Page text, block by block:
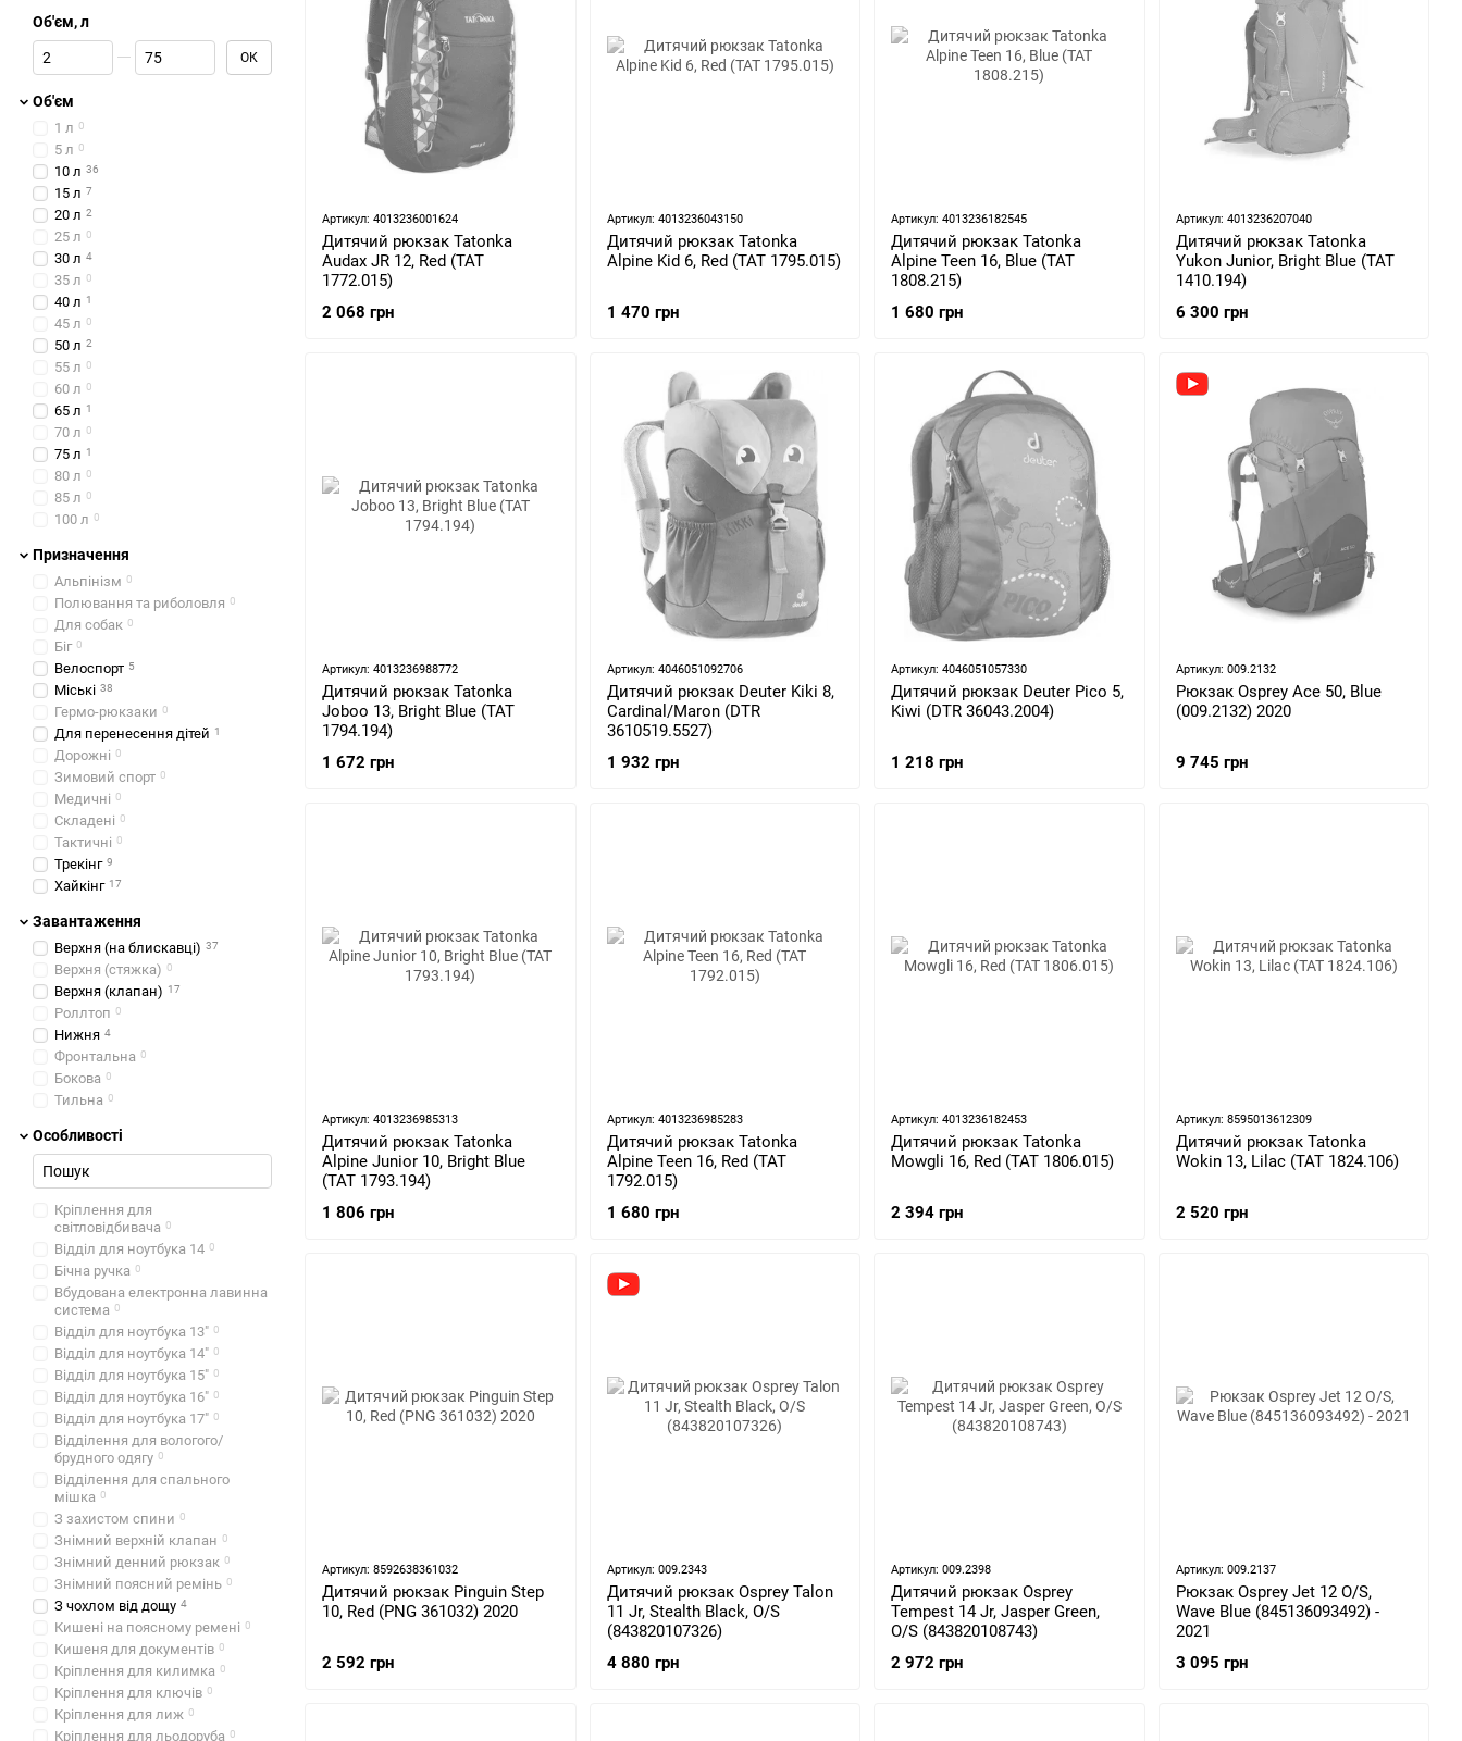
Артикул: 4013236001624
Дитячий рюкзак Tatonka
Audax JR 12, Red (TAT
1772.015)
2 068 грн
Артикул: 4013236043150
Дитячий рюкзак Tatonka
Alpine Kid 6, Red (TAT 1795.015)
1 470 грн
Артикул: 4013236182545
Дитячий рюкзак Tatonka
Alpine Teen 16, Blue (TAT
1808.215)
1 680 грн
Артикул: 4013236207040
Дитячий рюкзак Tatonka
Yukon Junior, Bright Blue (TAT
1410.194)
6 300 грн
Артикул: 4013236988772
Дитячий рюкзак Tatonka
Joboo 13, Bright Blue (TAT
1794.194)
1 672 грн
Артикул: 4046051092706
Дитячий рюкзак Deuter Kiki 8,
Cardinal/Maron (DTR
3610519.5527)
1 932 грн
Артикул: 4046051057330
Дитячий рюкзак Deuter Pico 5,
Kiwi (DTR 36043.2004)
1 218 грн
Артикул: 009.2132
Рюкзак Osprey Ace 50, Blue
(009.2132) 2020
9 745 грн
Артикул: 4013236985313
Дитячий рюкзак Tatonka
Alpine Junior 10, Bright Blue
(TAT 1793.194)
1 806 грн
Артикул: 4013236985283
Дитячий рюкзак Tatonka
Alpine Teen 16, Red (TAT
1792.015)
1 680 грн
Артикул: 4013236182453
Дитячий рюкзак Tatonka
Mowgli 16, Red (TAT 1806.015)
2 394 грн
Артикул: 8595013612309
Дитячий рюкзак Tatonka
Wokin 13, Lilac (TAT 1824.106)
2 520 грн
Артикул: 8592638361032
Дитячий рюкзак Pinguin Step
10, Red (PNG 361032) 2020
2 592 грн
Артикул: 009.2343
Дитячий рюкзак Osprey Talon
11 Jr, Stealth Black, O/S
(843820107326)
4 880 грн
Артикул: 009.2398
Дитячий рюкзак Osprey
Tempest 14 Jr, Jasper Green,
O/S (843820108743)
2 972 грн
Артикул: 009.2137
Рюкзак Osprey Jet 12 O/S,
Wave Blue (845136093492) -
2021
3 095 грн
Об'єм, л
Від Об'єм, л
До Об'єм, л ОК
Об'єм
1 л 0
5 л 0
10 л 36
15 л 7
20 л 2
25 л 0
30 л 4
35 л 0
40 л 1
45 л 0
50 л 2
55 л 0
60 л 0
65 л 1
70 л 0
75 л 1
80 л 0
85 л 0
100 л 0
Призначення
Альпінізм 0
Полювання та риболовля 0
Для собак 0
Біг 0
Велоспорт 5
Міські 38
Гермо-рюкзаки 0
Для перенесення дітей 1
Дорожні 0
Зимовий спорт 0
Медичні 0
Складені 0
Тактичні 0
Трекінг 9
Хайкінг 17
Завантаження
Верхня (на блискавці) 37
Верхня (стяжка) 0
Верхня (клапан) 17
Роллтоп 0
Нижня 4
Фронтальна 0
Бокова 0
Тильна 0
Особливості
Кріплення для
світловідбивача 0
Відділ для ноутбука 14 0
Бічна ручка 0
Вбудована електронна лавинна
система 0
Відділ для ноутбука 13" 0
Відділ для ноутбука 14" 0
Відділ для ноутбука 15" 0
Відділ для ноутбука 16" 0
Відділ для ноутбука 17" 0
Відділення для вологого/
брудного одягу 0
Відділення для спального
мішка 0
З захистом спини 0
Знімний верхній клапан 0
Знімний денний рюкзак 0
Знімний поясний ремінь 0
З чохлом від дощу 4
Кишені на поясному ремені 0
Кишеня для документів 0
Кріплення для килимка 0
Кріплення для ключів 0
Кріплення для лиж 0
Кріплення для льодоруба 0